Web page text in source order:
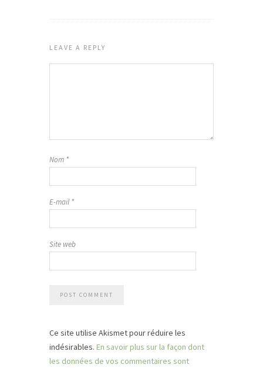
LEAVE A REPLY
Nom *
E-mail *
Site web
Ce site utilise Akismet pour réduire les
indésirables. En savoir plus sur la façon dont
les données de vos commentaires sont